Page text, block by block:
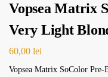
Vopsea Matrix
Very Light
60,00 lei
Vopsea Matrix SoColor